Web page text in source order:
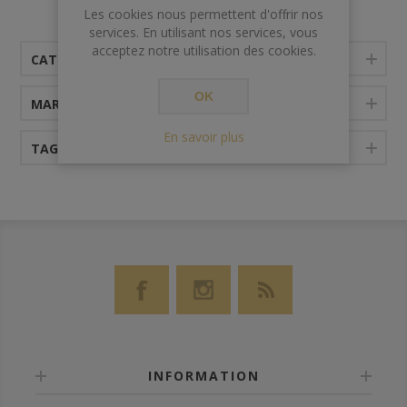
et minéralité, riche et concentrée
CATÉGORIES
MARQUES
TAGS FRÉQUENTS
INFORMATION
Les cookies nous permettent d'offrir nos
services. En utilisant nos services, vous
acceptez notre utilisation des cookies.
OK
En savoir plus